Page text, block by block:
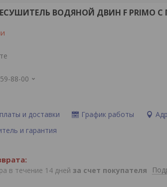
ВОДЯНОЙ ДВИН F PRIMO
88-00
и доставки График работы
и гарантия
в течение 14 дней за счет покупателя